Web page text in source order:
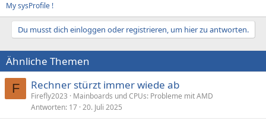
My sysProfile !
Du musst dich einloggen oder registrieren, um hier zu antworten.
Ähnliche Themen
F Rechner stürzt immer wiede ab
Firefly2023
Mainboards und CPUs: Probleme mit AMD
Antworten 17 20. Juli 2025